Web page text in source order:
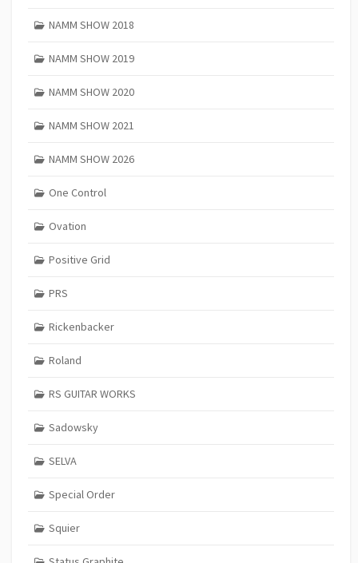
NAMM SHOW 2018
NAMM SHOW 2019
NAMM SHOW 2020
NAMM SHOW 2021
NAMM SHOW 2026
One Control
Ovation
Positive Grid
PRS
Rickenbacker
Roland
RS GUITAR WORKS
Sadowsky
SELVA
Special Order
Squier